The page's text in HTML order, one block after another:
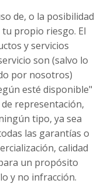
de, o la posibilidad
propio riesgo. El
y servicios
son (salvo lo
por nosotros)
esté disponible"
representación,
tipo, ya sea
las garantías o
calidad
un propósito
y no infracción.